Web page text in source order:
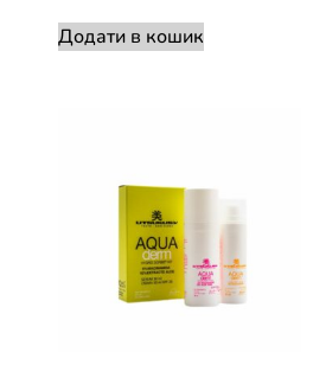
Додати в кошик